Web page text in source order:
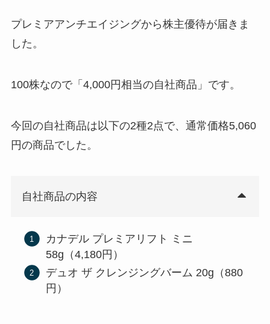
プレミアアンチエイジングから株主優待が届きま
した。
100株なので「4,000円相当の自社商品」です。
今回の自社商品は以下の2種2点で、通常価格5,060
円の商品でした。
自社商品の内容
カナデル プレミアリフト ミニ
58g（4,180円）
デュオ ザ クレンジングバーム 20g（880
円）